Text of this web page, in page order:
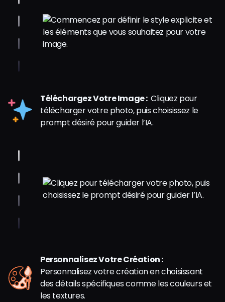
Téléchargez Votre Image : Cliquez pour
télécharger votre photo, puis choisissez le
prompt désiré pour guider l’IA.
Personnalisez Votre Création :
Personnalisez votre création en choisissant
des détails spécifiques comme les couleurs et
les textures.